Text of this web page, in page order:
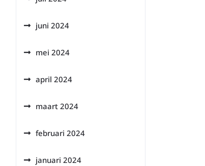
juni 2024
mei 2024
april 2024
maart 2024
februari 2024
januari 2024